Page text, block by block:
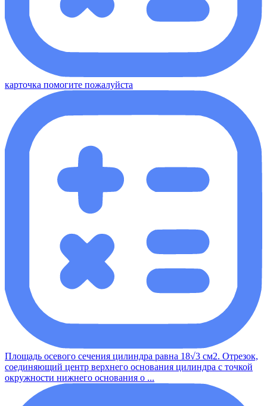
карточка помогите пожалуйста
Площадь осевого сечения цилиндра равна 18√3 см2. Отрезок,
соединяющий центр верхнего основания цилиндра с точкой
окружности нижнего основания о ...